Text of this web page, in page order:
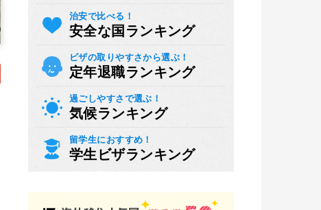
治安で比べる！
安全な国ランキング
ビザの取りやすさから選ぶ！
定年退職ランキング
過ごしやすさで選ぶ！
気候ランキング
留学生におすすめ！
学生ビザランキング